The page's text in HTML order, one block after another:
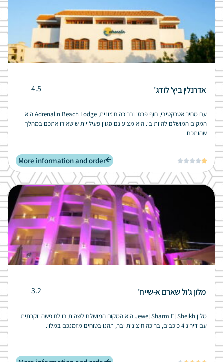
אדרנלין ביץ' לודג' 4.5
עם מחיר אטרקטיבי, חוף פרטי ובריכה חיצונית, Adrenalin Beach Lodge הוא
המקום המושלם להיות בו. הוא מציע גם מגוון פעילויות שישאירו אתכם במהלך
שהותכם.





More information and order
מלון ג'ול שארם א-שייח' 3.2
מלון Jewel Sharm El Sheikh הוא המקום המושלם לשהות בו לחופשה יוקרתית.
עם דירוג 4 כוכבים, בריכה חיצונית ובר, תהנו בטוחים מזמנכם במלון.